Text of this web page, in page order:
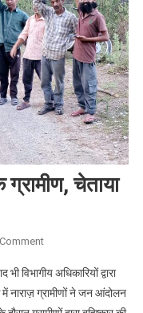
चेताया
On
उदासीनता
पर
विभागीय अधिकारियों द्वारा
नाराज़ ग्रामीणों ने जन आंदोलन